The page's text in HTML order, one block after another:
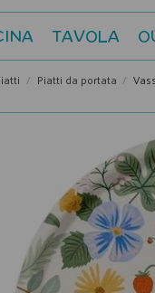
TAVOLA
Piatti da portata